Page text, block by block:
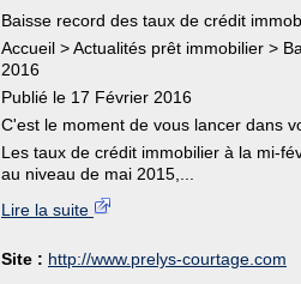
Baisse record des taux de crédit
Accueil > Actualités prêt immobilier >
2016
Publié le 17 Février 2016
C'est le moment de vous lancer dans
Les taux de crédit immobilier à la mi-
au niveau de mai 2015,...
Lire la suite
Site : http://www.prelys-courtage.com